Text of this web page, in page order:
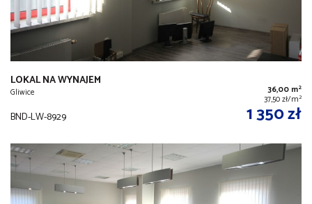
LOKAL NA WYNAJEM
Gliwice 36,00 m2
37,50 zł/m2
BND-LW-8929 1 350 zł